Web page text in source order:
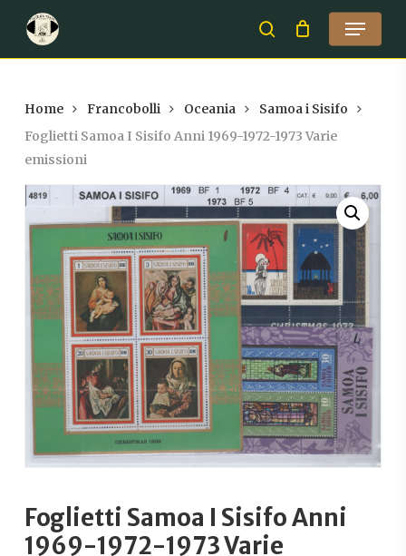
main
search
Menu
Home Francobolli Oceania
Samoa i Sisifo
Foglietti Samoa I Sisifo Anni 1969-1972-1973 Varie
emissioni
Foglietti Samoa I Sisifo Anni
1969-1972-1973 Varie
Close